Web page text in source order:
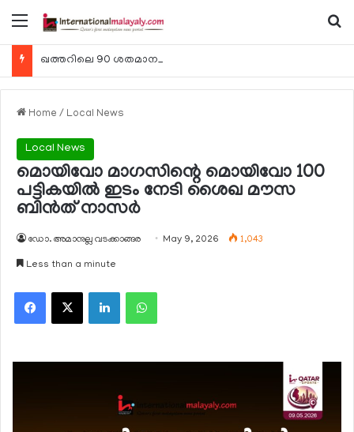
Menu
Home / Local News
Local News
മൊയിവോ മാഗസിന്റെ മൊയിവോ 100
പട്ടികയില്‍ ഇടം നേടി ശൈഖ മൗസ
ബിന്‍ത് നാസര്‍
ഡോ. അമാനുല്ല വടക്കാങ്ങര May 9, 2026 1,043
Less than a minute
Facebook
X LinkedInWhatsApp